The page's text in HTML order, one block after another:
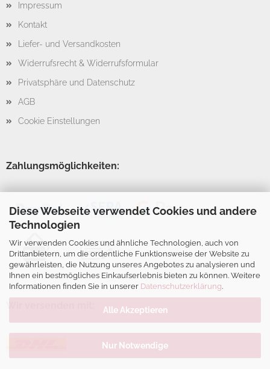
Diese Webseite verwendet Cookies und andere
Technologien
Wir verwenden Cookies und ähnliche Technologien, auch von
Drittanbietern, um die ordentliche Funktionsweise der Website zu
gewährleisten, die Nutzung unseres Angebotes zu analysieren und
Ihnen ein bestmögliches Einkaufserlebnis bieten zu können. Weitere
Informationen finden Sie in unserer Datenschutzerklärung.
Alle Akzeptieren
Nur Notwendige
Impressum
Kontakt
Liefer- und Versandkosten
Widerrufsrecht & Widerrufsformular
Privatsphäre und Datenschutz
AGB
Cookie Einstellungen
Zahlungsmöglichkeiten: